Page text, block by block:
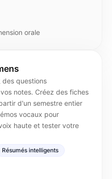
orale
des questions
notes. Créez des fiches
d'un semestre entier
vocaux pour
haute et tester votre
Résumés intelligents